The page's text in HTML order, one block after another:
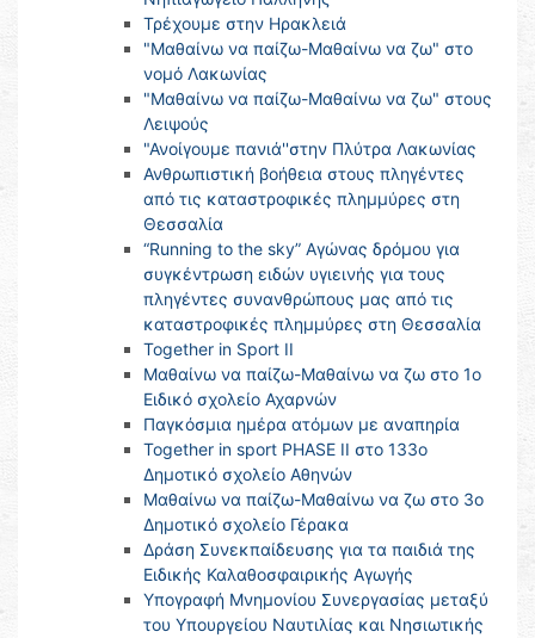
Τρέχουμε στην Ηρακλειά
"Μαθαίνω να παίζω-Μαθαίνω να ζω" στο
νομό Λακωνίας
"Μαθαίνω να παίζω-Μαθαίνω να ζω" στους
Λειψούς
"Ανοίγουμε πανιά''στην Πλύτρα Λακωνίας
Ανθρωπιστική βοήθεια στους πληγέντες
από τις καταστροφικές πλημμύρες στη
Θεσσαλία
“Running to the sky” Αγώνας δρόμου για
συγκέντρωση ειδών υγιεινής για τους
πληγέντες συνανθρώπους μας από τις
καταστροφικές πλημμύρες στη Θεσσαλία
Together in Sport II
Μαθαίνω να παίζω-Μαθαίνω να ζω στο 1ο
Ειδικό σχολείο Αχαρνών
Παγκόσμια ημέρα ατόμων με αναπηρία
Together in sport PHASE II στο 133ο
Δημοτικό σχολείο Αθηνών
Μαθαίνω να παίζω-Μαθαίνω να ζω στο 3ο
Δημοτικό σχολείο Γέρακα
Δράση Συνεκπαίδευσης για τα παιδιά της
Ειδικής Καλαθοσφαιρικής Αγωγής
Υπογραφή Μνημονίου Συνεργασίας μεταξύ
του Υπουργείου Ναυτιλίας και Νησιωτικής